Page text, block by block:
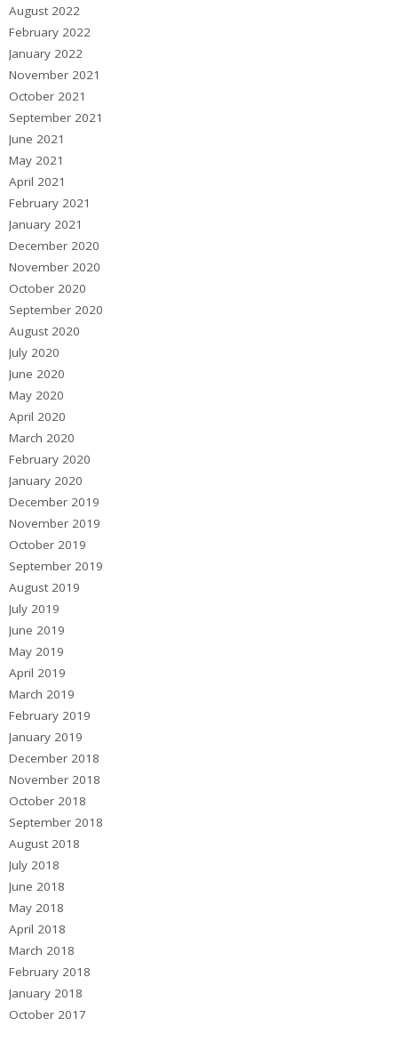
August 2022
February 2022
January 2022
November 2021
October 2021
September 2021
June 2021
May 2021
April 2021
February 2021
January 2021
December 2020
November 2020
October 2020
September 2020
August 2020
July 2020
June 2020
May 2020
April 2020
March 2020
February 2020
January 2020
December 2019
November 2019
October 2019
September 2019
August 2019
July 2019
June 2019
May 2019
April 2019
March 2019
February 2019
January 2019
December 2018
November 2018
October 2018
September 2018
August 2018
July 2018
June 2018
May 2018
April 2018
March 2018
February 2018
January 2018
October 2017